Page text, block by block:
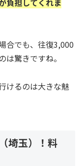
負担してくれま
合でも、往復3,000
驚きですね。
けるのは大きな魅
埼玉）！料